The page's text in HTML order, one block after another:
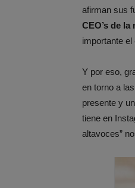
afirman sus
CEO’s de
importante
Y por eso,
en torno a
presente y
tiene en
altavoces”